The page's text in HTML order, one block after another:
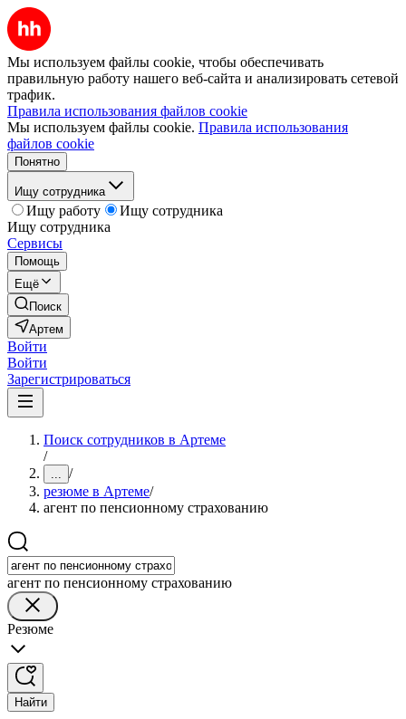
Мы используем файлы cookie, чтобы обеспечивать
правильную работу нашего веб-сайта и анализировать сетевой
трафик.
Правила использования файлов cookie
Мы используем файлы cookie. Правила использования
файлов cookie
Понятно
Ищу сотрудника
Ищу работу
Ищу сотрудника
Ищу сотрудника
Сервисы
Помощь
Ещё
Поиск
Артем
Войти
Войти
Зарегистрироваться
Поиск сотрудников в Артеме
/
... /
резюме в Артеме/
агент по пенсионному страхованию
агент по пенсионному страхованию
Резюме
Найти